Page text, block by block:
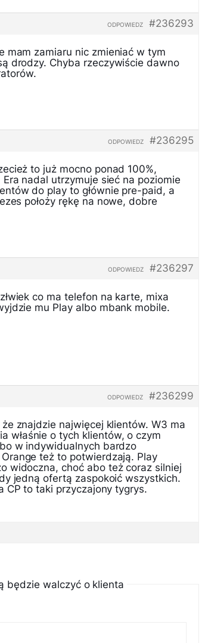
#236293
ODPOWIEDZ
mam zamiaru nic zmieniać w tym
drodzy. Chyba rzeczywiście dawno
#236295
ODPOWIEDZ
to już mocno ponad 100%,
nadal utrzymuje sieć na poziomie
do play to głównie pre-paid, a
położy rękę na nowe, dobre
#236297
ODPOWIEDZ
co ma telefon na karte, mixa
mu Play albo mbank mobile.
#236299
ODPOWIEDZ
znajdzie najwięcej klientów. W3 ma
właśnie o tych klientów, o czym
w indywidualnych bardzo
też to potwierdzają. Play
widoczna, choć abo też coraz silniej
jedną ofertą zaspokoić wszystkich.
CP to taki przyczajony tygrys.
będzie walczyć o klienta